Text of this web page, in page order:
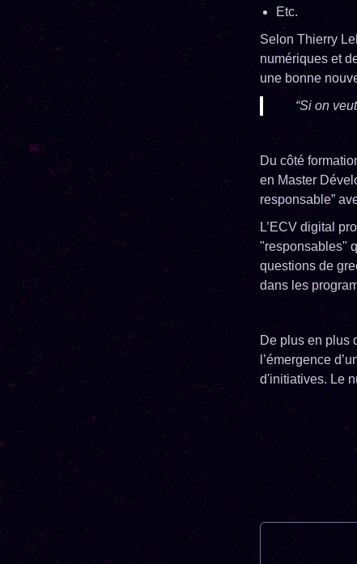
Etc.
Selon Thierry
numériques et
une bonne
“Si on
Du côté
en Master
responsable”
L’ECV digital
"responsables"
questions de
dans les
De plus en plus
l’émergence
d'initiatives. Le